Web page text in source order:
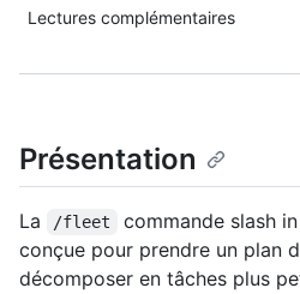
Lectures complémentaires
Présentation
La /fleet
commande slash
conçue pour prendre un plan
décomposer en tâches plus